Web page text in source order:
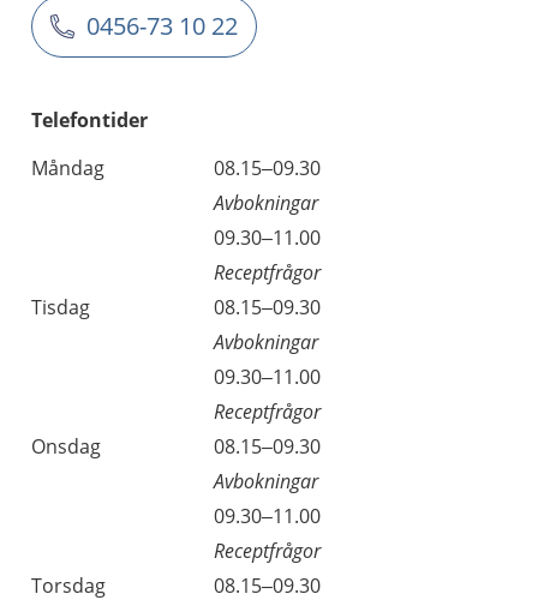
0456-73 10 22
Telefontider
Måndag
08.15–09.30
Avbokningar
09.30–11.00
Receptfrågor
Tisdag
08.15–09.30
Avbokningar
09.30–11.00
Receptfrågor
Onsdag
08.15–09.30
Avbokningar
09.30–11.00
Receptfrågor
Torsdag
08.15–09.30